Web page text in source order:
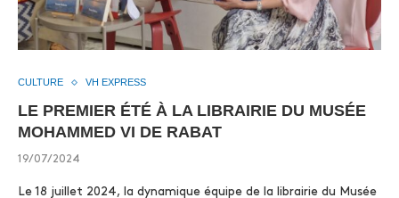
CULTURE VH EXPRESS
LE PREMIER ÉTÉ À LA LIBRAIRIE DU MUSÉE
MOHAMMED VI DE RABAT
19/07/2024
Le 18 juillet 2024, la dynamique équipe de la librairie du Musée